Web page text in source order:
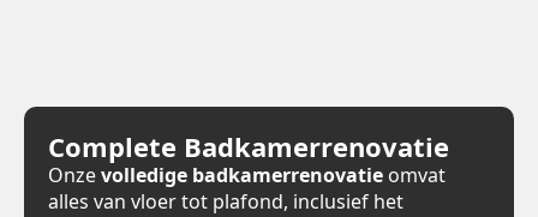
Complete Badkamerrenovatie
Onzevolledige badkamerrenovatie omvat
alles van vloer tot plafond, inclusief het